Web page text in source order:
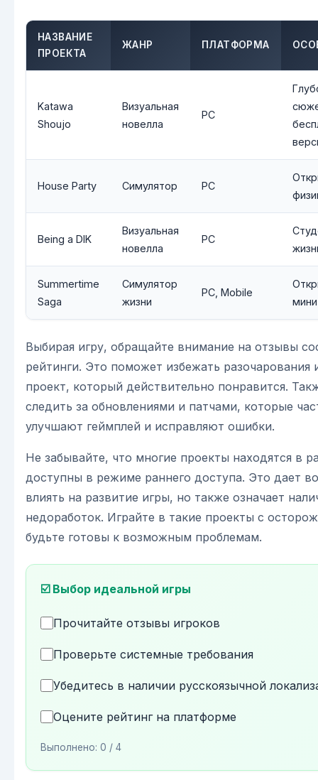
НАЗВАНИЕ
ПРОЕКТА
ЖАНР ПЛАТФОРМА
Katawa
Shoujo
Визуальная
новелла
PC
House Party Симулятор PC
Being a DIK
Визуальная
новелла
PC
Summertime
Saga
Симулятор
жизни
PC, Mobile
Выбирая игру, обращайте внимание на отзывы
рейтинги. Это поможет избежать разочарования
проект, который действительно понравится.
следить за обновлениями и патчами, которые
улучшают геймплей и исправляют ошибки.
Не забывайте, что многие проекты находятся в
доступны в режиме раннего доступа. Это дает
влиять на развитие игры, но также означает
недоработок. Играйте в такие проекты с
будьте готовы к возможным проблемам.
☑️ Выбор идеальной игры
Прочитайте отзывы игроков
Проверьте системные требования
Убедитесь в наличии русскоязычной
Оцените рейтинг на платформе
Выполнено: 0 / 4